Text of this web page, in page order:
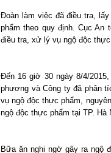
Đoàn làm việc đã điều tra,
phẩm theo quy định. Cục
điều tra, xử lý vụ ngộ độc
Đến 16 giờ 30 ngày 8/4/
phương và Công ty đã phân
vụ ngộ độc thực phẩm,
ngộ độc thực phẩm tại TP. Hà
Bữa ăn nghi ngờ gây ra ngộ